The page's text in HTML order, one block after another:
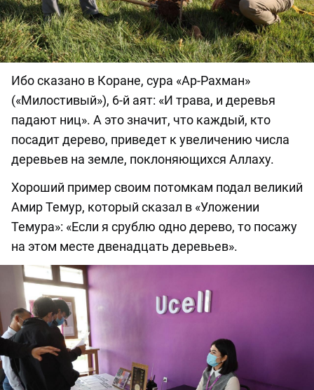
Ибо сказано в Коране, сура «Ар-Рахман»
(«Милостивый»), 6-й аят: «И трава, и деревья
падают ниц». А это значит, что каждый, кто
посадит дерево, приведет к увеличению числа
деревьев на земле, поклоняющихся Аллаху.
Хороший пример своим потомкам подал великий
Амир Темур, который сказал в «Уложении
Темура»: «Если я срублю одно дерево, то посажу
на этом месте двенадцать деревьев».